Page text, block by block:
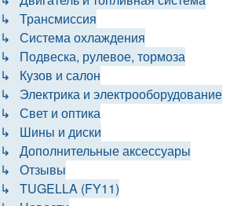
↳ Трансмиссия
↳ Система охлаждения
↳ Подвеска, рулевое, тормоза
↳ Кузов и салон
↳ Электрика и электрооборудование
↳ Свет и оптика
↳ Шины и диски
↳ Дополнительные аксессуары
↳ Отзывы
↳ TUGELLA (FY11)